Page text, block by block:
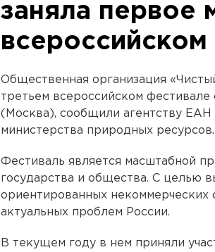
заняла первое
Общественная организация
третьем всероссийском
(Москва), сообщили агентству ЕАН
министерства природных ресурсов.
Фестиваль является масштабной
государства и общества. С целью
ориентированных некоммерческих
актуальных проблем России.
В текущем году в нем приняли